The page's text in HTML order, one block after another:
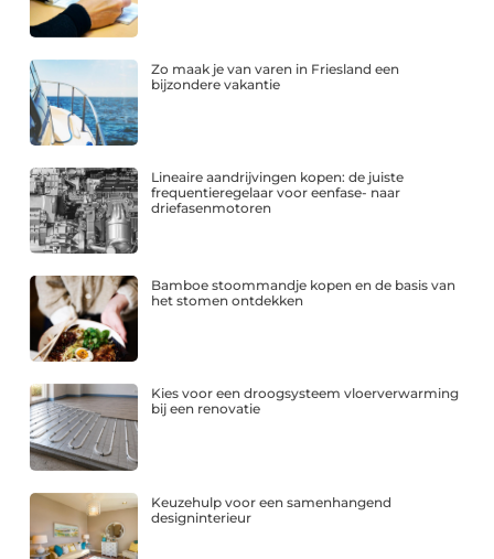
Zo maak je van varen in Friesland een
bijzondere vakantie
Lineaire aandrijvingen kopen: de juiste
frequentieregelaar voor eenfase- naar
driefasenmotoren
Bamboe stoommandje kopen en de basis van
het stomen ontdekken
Kies voor een droogsysteem vloerverwarming
bij een renovatie
Keuzehulp voor een samenhangend
designinterieur